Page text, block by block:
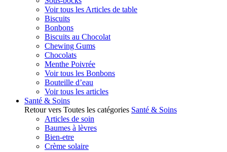
Voir tous les Articles de table
Biscuits
Bonbons
Biscuits au Chocolat
Chewing Gums
Chocolats
Menthe Poivrée
Voir tous les Bonbons
Bouteille d’eau
Voir tous les articles
Santé & Soins
Retour vers Toutes les catégories Santé & Soins
Articles de soin
Baumes à lèvres
Bien-etre
Crème solaire